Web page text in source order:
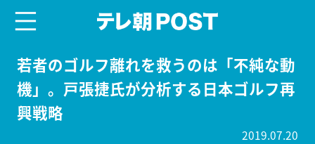
若者のゴルフ離れを救うのは「不純な動
機」。戸張捷氏が分析する日本ゴルフ再
興戦略
2019.07.20